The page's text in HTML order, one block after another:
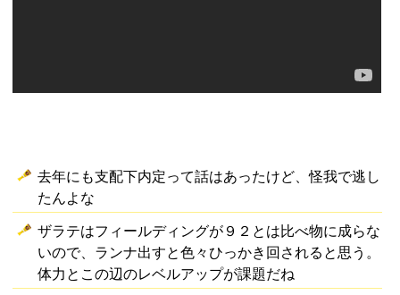
去年にも支配下内定って話はあったけど、怪我で逃し
たんよな
ザラテはフィールディングが９２とは比べ物に成らな
いので、ランナ出すと色々ひっかき回されると思う。
体力とこの辺のレベルアップが課題だね